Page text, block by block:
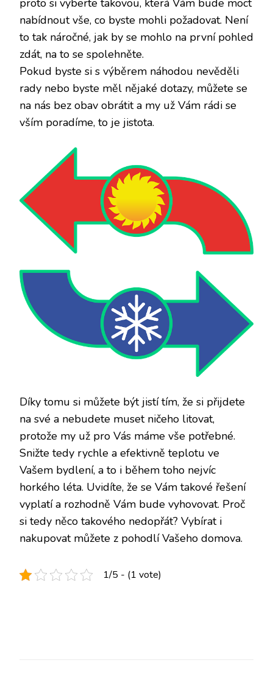
proto si vyberte takovou, která Vám bude moct
nabídnout vše, co byste mohli požadovat. Není
to tak náročné, jak by se mohlo na první pohled
zdát, na to se spolehněte.
Pokud byste si s výběrem náhodou nevěděli
rady nebo byste měl nějaké dotazy, můžete se
na nás bez obav obrátit a my už Vám rádi se
vším poradíme, to je jistota.
Díky tomu si můžete být jistí tím, že si přijdete
na své a nebudete muset ničeho litovat,
protože my už pro Vás máme vše potřebné.
Snižte tedy rychle a efektivně teplotu ve
Vašem bydlení, a to i během toho nejvíc
horkého léta. Uvidíte, že se Vám takové řešení
vyplatí a rozhodně Vám bude vyhovovat. Proč
si tedy něco takového nedopřát? Vybírat i
nakupovat můžete z pohodlí Vašeho domova.
1/5 - (1 vote)